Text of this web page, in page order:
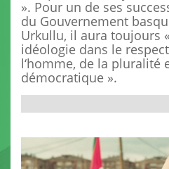
». Pour un de ses
du Gouvernement
Urkullu, il aura toujours
idéologie dans le
l‘homme, de la pluralité
démocratique ».